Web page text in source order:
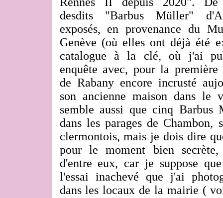
desdits "Barbus Müller"
exposés, en provenance du
Genève (où elles ont déjà été
catalogue à la clé, où j'ai
enquête avec, pour la
de Rabany encore incrusté
son ancienne maison dans le
semble aussi que cinq Barbus
dans les parages de Chambon,
clermontois, mais je dois dire
pour le moment bien
d'entre eux, car je suppose
l'essai inachevé que j'ai
dans les locaux de la mairie (